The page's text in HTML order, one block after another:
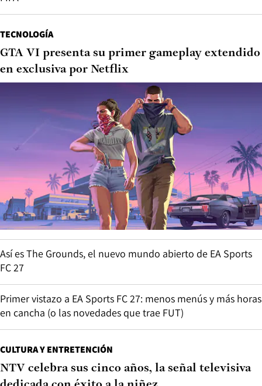
TECNOLOGÍA
GTA VI presenta su primer gameplay extendido
en exclusiva por Netflix
Así es The Grounds, el nuevo mundo abierto de EA Sports
FC 27
Primer vistazo a EA Sports FC 27: menos menús y más horas
en cancha (o las novedades que trae FUT)
CULTURA Y ENTRETENCIÓN
NTV celebra sus cinco años, la señal televisiva